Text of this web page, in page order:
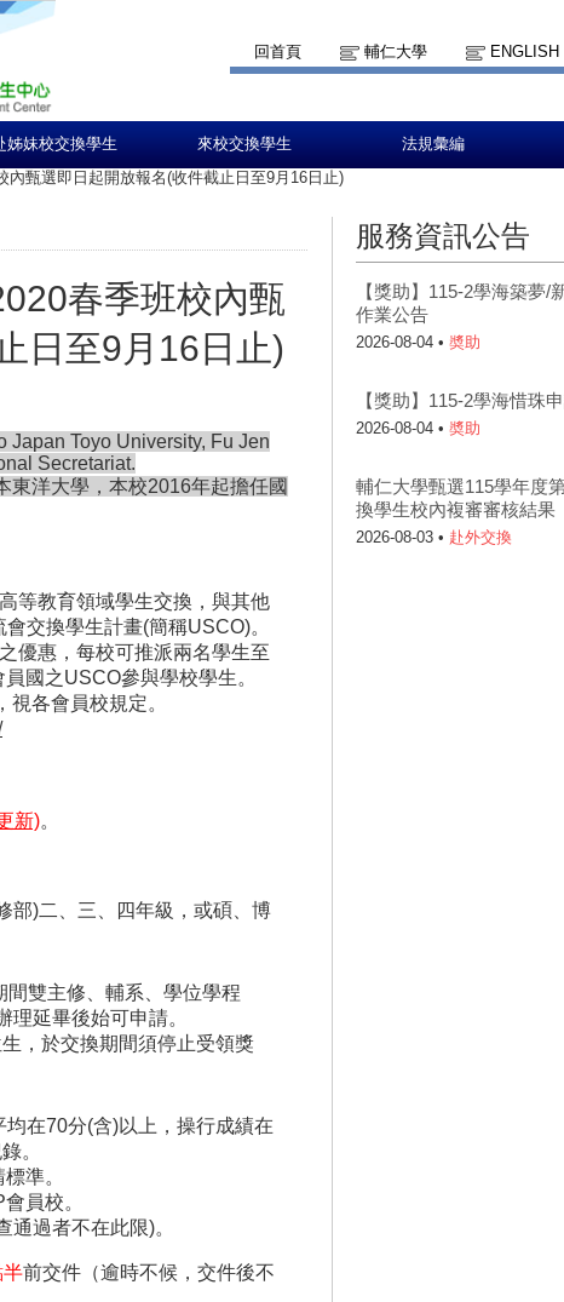
回首頁 輔仁大學 ENGLISH
姊妹校交換學生 來校交換學生 法規彙編
內甄選即日起開放報名(收件截止日至9月16日止)
春季班校內甄
日至9月16日止)
Japan Toyo University, Fu Jen
Secretariat.
東洋大學 ，本校2016年起擔任國
等教育領域學生交換，與其他
交換學生計畫(簡稱USCO)。
優惠，每校可推派兩名學生至
國之USCO參與學校學生。
，視各會員校規定。
新)。
部)二、三、四年級，或碩、博
間雙主修、輔系、學位學程
理延畢後始可申請。
，於交換期間須停止受領獎
在70分(含)以上，操行成績在
。
準。
員校。
過者不在此限)。
半前交件（逾時不候，交件後不
服務資訊公告
【獎助】115-2學海築夢/
作業公告
2026-08-04 • 奬助
【獎助】115-2學海惜珠
2026-08-04 • 奬助
輔仁大學甄選115學年度
換學生校內複審審核結果
2026-08-03 • 赴外交換